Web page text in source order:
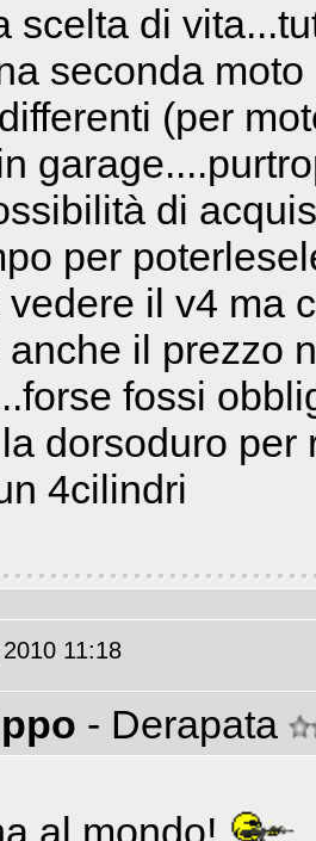
scelta di
seconda
(per
di
per
il v4 ma
il prezzo
fossi
dorsoduro
4cilindri
11:18
- Derapata
al mondo!